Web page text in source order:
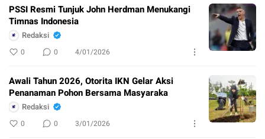
PSSI Resmi Tunjuk John Herdman Menukangi
Timnas Indonesia
Redaksi
0 0 4/01/2026
Awali Tahun 2026, Otorita IKN Gelar Aksi
Penanaman Pohon Bersama Masyaraka
Redaksi
0 0 3/01/2026